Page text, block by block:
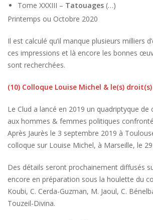
Tome XXXIII – Tatouages (…)
Printemps ou Octobre 2020
Il est calculé qu’il manque plusieurs milliers
ces impressions et là encore les bonnes
sont recherchées.
(10) Colloque Louise Michel & le(s) droit(s)
Le Clud a lancé en 2019 un quadriptyque de
aux hommes & femmes politiques
Après Jaurès le 3 septembre 2019 à
colloque sur Louise Michel, à Marseille, le
Des détails seront prochainement diffusés
encore en préparation sous la houlette du
Koubi, C. Cerda-Guzman, M. Jaoul, C.
Touzeil-Divina.